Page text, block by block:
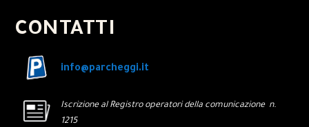
CONTATTI
info@parcheggi.it
Iscrizione al Registro operatori della comunicazione n.
1215